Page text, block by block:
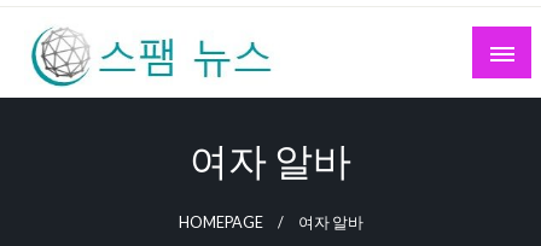
Skip
content
여자 알바
HOMEPAGE 여자 알바